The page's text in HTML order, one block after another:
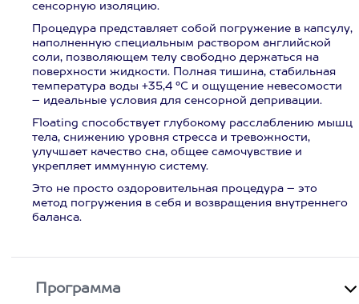
сенсорную изоляцию.
Процедура представляет собой погружение в капсулу,
наполненную специальным раствором английской
соли, позволяющем телу свободно держаться на
поверхности жидкости. Полная тишина, стабильная
температура воды +35,4 °C и ощущение невесомости
– идеальные условия для сенсорной депривации.
Floating способствует глубокому расслаблению мышц
тела, снижению уровня стресса и тревожности,
улучшает качество сна, общее самочувствие и
укрепляет иммунную систему.
Это не просто оздоровительная процедура – это
метод погружения в себя и возвращения внутреннего
баланса.
Программа